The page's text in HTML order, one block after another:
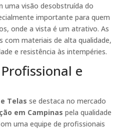
uma visão desobstruída do
importante para quem
onde a vista é um atrativo. As
com materiais de alta qualidade,
e resistência às intempéries.
e
Telas se destaca no mercado
em Campinas pela qualidade
uma equipe de profissionais